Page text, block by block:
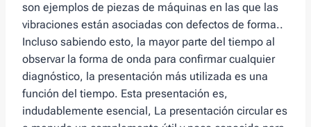
son ejemplos de piezas de máquinas en las que las
vibraciones están asociadas con defectos de forma..
Incluso sabiendo esto, la mayor parte del tiempo al
observar la forma de onda para confirmar cualquier
diagnóstico, la presentación más utilizada es una
función del tiempo. Esta presentación es,
indudablemente esencial, La presentación circular es